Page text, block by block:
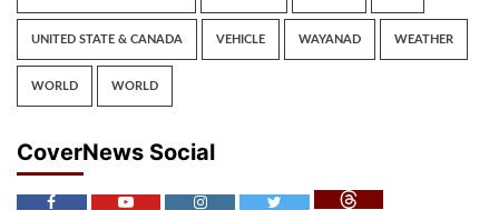
UNITED STATE & CANADA VEHICLE WAYANAD WEATHER
WORLD WORLD
CoverNews Social